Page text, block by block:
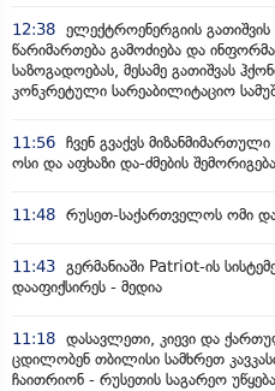
12:38 ელექტროენერგიის
წარიმართება გამოძიება და
საზოგადოებას, მესამე გათიშვას
კონკრეტული სარეაბილიტაციო
11:56 ჩვენ გვაქვს
ოსი და აფხაზი და-ძმების
11:48 რუსეთ-საქართველოს ომი
11:43 გერმანიაში Patriot-ის
დააფიქსირეს - მედია
11:18 დასავლეთი, კიევი და
ცდილობენ თბილისი სამხრეთ
ჩაითრიონ - რუსეთის საგარეო უწყება